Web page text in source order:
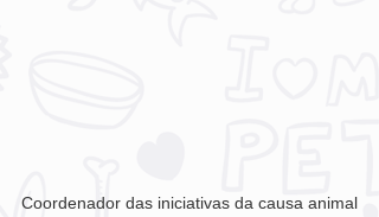
Coordenador das iniciativas da causa animal